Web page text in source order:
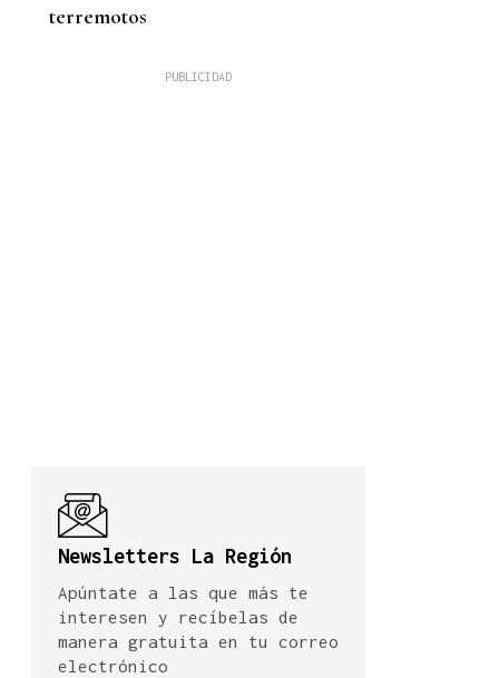
terremotos
Newsletters La Región
Apúntate a las que más te
interesen y recíbelas de
manera gratuita en tu correo
electrónico